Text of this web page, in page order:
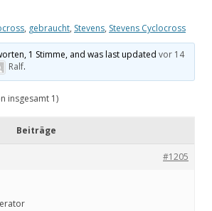
, gebraucht, Stevens, Stevens Cyclocross
1 Stimme, and was last updatedvor 14
Ralf.
insgesamt 1)
Beiträge
#1205